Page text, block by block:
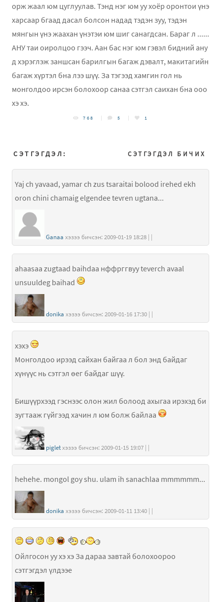
орж жаал юм цуглуулав. Тэнд нэг юм уу хоёр оронтои үнэ
харсаар бгаад дасал болсон надад тэдэн зуу, тэдэн
мянгын үнэ жаахан үнэтэи юм шиг санагдсан. Бараг л ......
АНУ таи оиролцоо гээч. Аан бас нэг юм гэвэл бидний ану
д хэрэглэж заншсан барилгын багаж дэвалт, макитагийн
багаж хүртэл бна лээ шүү. За тэгээд хамгин гол нь
монголдоо ирсэн болохоор санаа сэтгэл саихан бна ооо
хэ хэ.
768 5 1
СЭТГЭГДЭЛ БИЧИХ
СЭТГЭГДЭЛ:
Yaj ch yavaad, yamar ch zus tsaraitai bolood irehed ekh
oron chini chamaig elgendee tevren ugtana...
Ganaa хэзээ бичсэн: 2009-01-19 18:28 | |
ahaasaa zugtaad baihdaa нффрггвуу teverch avaal
unsuuldeg baihad
donika хэзээ бичсэн: 2009-01-16 17:30 | |
хэхэ
Монголдоо ирээд сайхан байгаа л бол энд байдаг
хүнүүс нь сэтгэл өег байдаг шүү.
Бишүүрхээд гэснээс олон жил болоод ахыгаа ирэхэд би
зугтааж гүйгээд хачин л юм болж байлаа
piglet хэзээ бичсэн: 2009-01-15 19:07 | |
hehehe. mongol goy shu. ulam ih sanachlaa mmmmmm...
donika хэзээ бичсэн: 2009-01-11 13:40 | |
Ойлгосон уу хэ хэ За дараа завтай болохоороо
сэтгэгдэл үлдээе